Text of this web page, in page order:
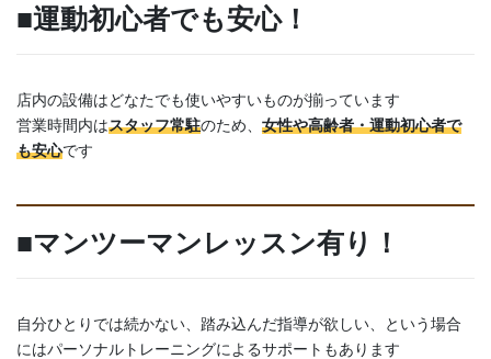
■運動初心者でも安心！
店内の設備はどなたでも使いやすいものが揃っています
営業時間内はスタッフ常駐のため、 女性や高齢者・運動初心者で
も安心です
■マンツーマンレッスン有り！
自分ひとりでは続かない、踏み込んだ指導が欲しい、という場合
にはパーソナルトレーニングによるサポートもあります